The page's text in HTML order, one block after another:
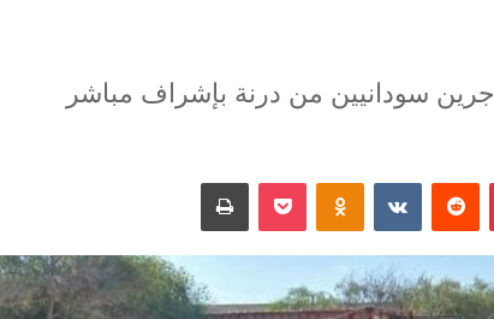
سودانيين من درنة بإشراف مباشر
بينتيريست Odnoklassniki
‫Pocket طباعة